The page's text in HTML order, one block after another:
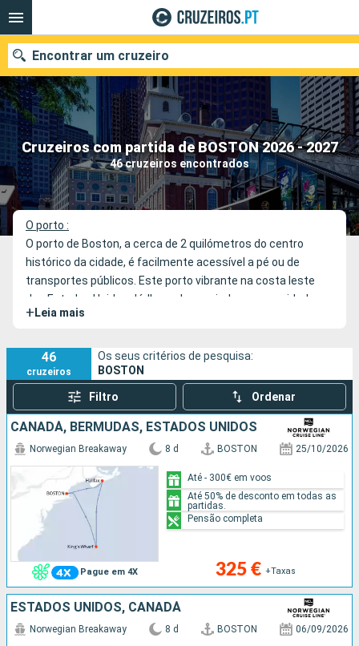
Cruzeiros com partida de BOSTON 2026 - 2027
46 cruzeiros encontrados
Encontrar um cruzeiro
Quando ir?
Data de partida
Pesquisar
O porto :
O porto de Boston, a cerca de 2 quilómetros do centro
histórico da cidade, é facilmente acessível a pé ou de
transportes públicos. Este porto vibrante na costa leste
dos Estados Unidos dá-lhe as boas-vindas a uma cidade
que combina história e modernidade.
+ Leia mais
46
cruzeiros
Os seus critérios de pesquisa:
BOSTON
Filtro Ordenar
CANADÁ, BERMUDAS, ESTADOS UNIDOS
Pague em 4X
Norwegian Breakaway 8 d BOSTON 25/10/2026
325 € +Taxas
Até - 300€ em voos
Até 50% de desconto em todas as
partidas.
Pensão completa
ESTADOS UNIDOS, CANADÁ
Norwegian Breakaway 8 d BOSTON 06/09/2026